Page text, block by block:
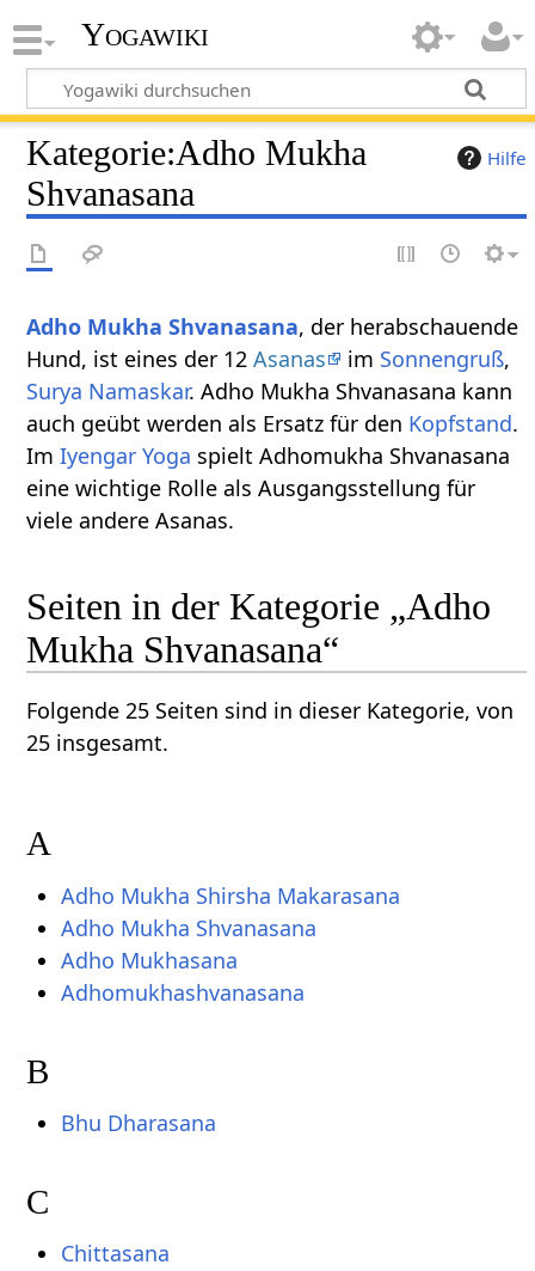
Yogawiki
Hilfe
Kategorie:Adho Mukha
Shvanasana
Adho Mukha Shvanasana, der herabschauende
Hund, ist eines der 12Asanas im Sonnengruß,
Surya Namaskar. Adho Mukha Shvanasana kann
auch geübt werden als Ersatz für den Kopfstand.
ImIyengar Yoga spielt Adhomukha Shvanasana
eine wichtige Rolle als Ausgangsstellung für
viele andere Asanas.
Seiten in der Kategorie „Adho
Mukha Shvanasana“
Folgende 25 Seiten sind in dieser Kategorie, von
25 insgesamt.
A
Adho Mukha Shirsha Makarasana
Adho Mukha Shvanasana
Adho Mukhasana
Adhomukhashvanasana
B
Bhu Dharasana
C
Chittasana